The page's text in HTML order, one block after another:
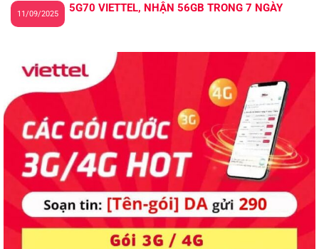
5G70 VIETTEL, NHẬN 56GB TRONG 7 NGÀY
11/09/2025